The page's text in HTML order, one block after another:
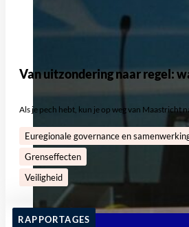
Van uitzondering naar regel:
Als je pech hebt, kun je op weg van Maastricht
Euregionale governance en
Grenseffecten
Veiligheid
RAPPORTAGES